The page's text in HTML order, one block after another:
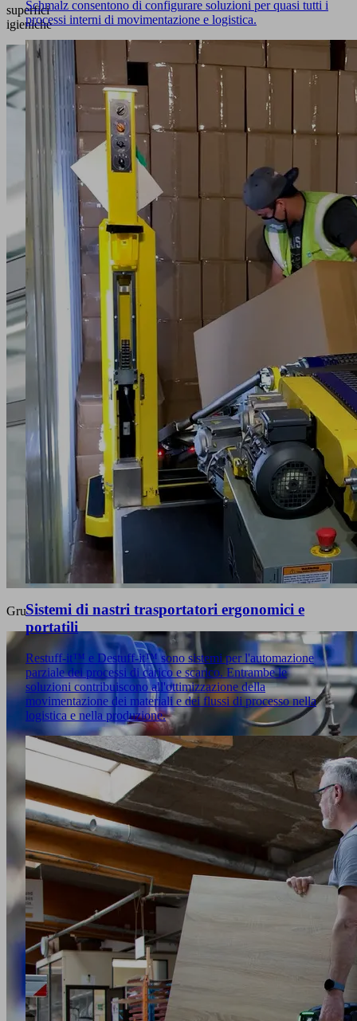
superfici
igieniche
Gru
Schmalz consentono di configurare soluzioni per quasi tutti i
processi interni di movimentazione e logistica.
Sistemi di nastri trasportatori ergonomici e
portatili
Restuff-it™ e Destuff-it™ sono sistemi per l'automazione
parziale dei processi di carico e scarico. Entrambe le
soluzioni contribuiscono all'ottimizzazione della
movimentazione dei materiali e dei flussi di processo nella
logistica e nella produzione.